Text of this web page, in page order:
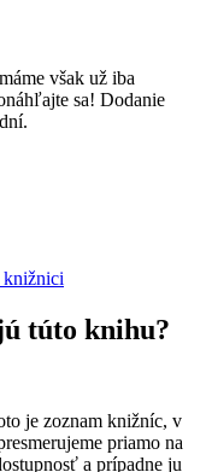
však už iba
sa! Dodanie
túto knihu?
je zoznam knižníc, v
priamo na
a prípadne ju